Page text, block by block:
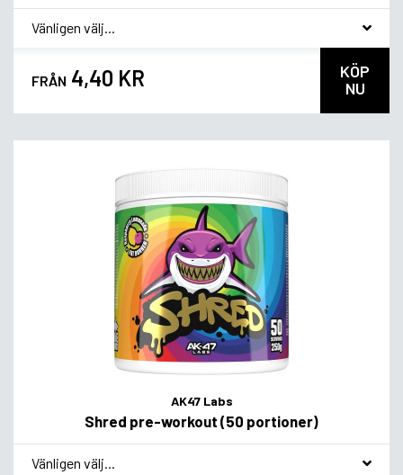
* Smagsvariant
FRÅN 4,40 KR
KÖP
NU
AK47 Labs
Shred pre-workout (50 portioner)
* Smagsvariant